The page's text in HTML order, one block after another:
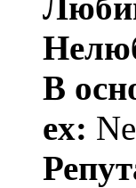
В
ex: